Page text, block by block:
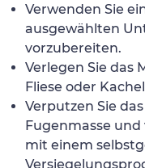
Verwenden Sie
ausgewählten
vorzubereiten.
Verlegen Sie das
Fliese oder
Verputzen Sie
Fugenmasse und
mit einem